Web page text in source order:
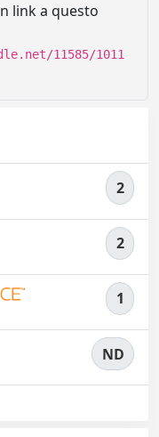
link a questo
11585/1011
2
2
1
ND